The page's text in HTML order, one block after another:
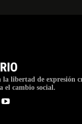
la libertad de expresión
el cambio social.